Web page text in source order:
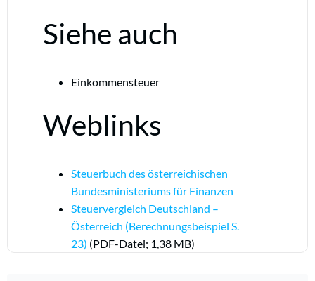
Siehe auch
Einkommensteuer
Weblinks
Steuerbuch des österreichischen
Bundesministeriums für Finanzen
Steuervergleich Deutschland –
Österreich (Berechnungsbeispiel S.
23) (PDF-Datei; 1,38 MB)